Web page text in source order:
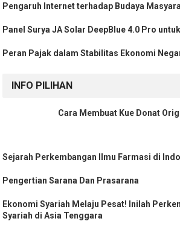
Pengaruh Internet terhadap Budaya
Panel Surya JA Solar DeepBlue 4.0 Pro
Peran Pajak dalam Stabilitas Ekonomi
INFO PILIHAN
Cara Membuat Kue Donat
Sejarah Perkembangan Ilmu Farmasi di
Pengertian Sarana Dan Prasarana
Ekonomi Syariah Melaju Pesat! Inilah
Syariah di Asia Tenggara